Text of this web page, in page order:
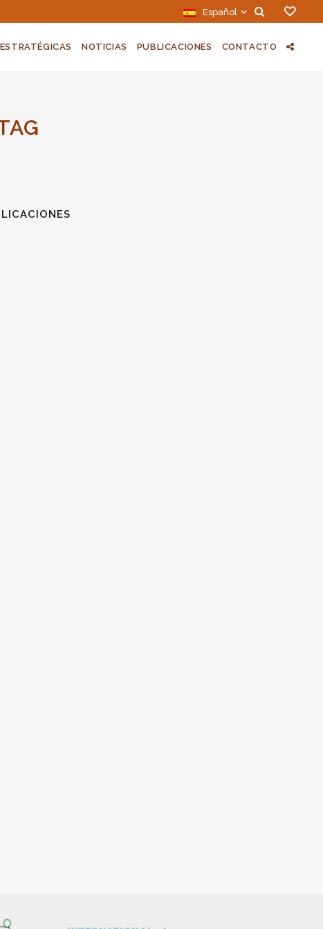
Español
NOTICIAS PUBLICACIONES CONTACTO